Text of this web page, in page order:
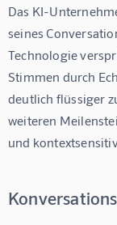
Das KI-
seines
Technologie
Stimmen durch
deutlich flüssiger
weiteren
und